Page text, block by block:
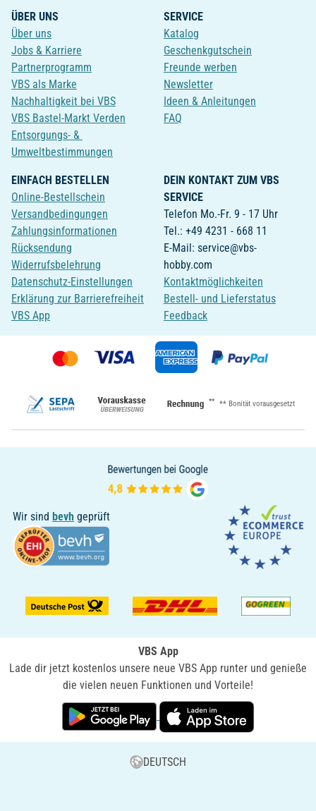
ÜBER UNS
Über uns
Jobs & Karriere
Partnerprogramm
VBS als Marke
Nachhaltigkeit bei VBS
VBS Bastel-Markt Verden
Entsorgungs- &
Umweltbestimmungen
SERVICE
Katalog
Geschenkgutschein
Freunde werben
Newsletter
Ideen & Anleitungen
FAQ
EINFACH BESTELLEN
Online-Bestellschein
Versandbedingungen
Zahlungsinformationen
Rücksendung
Widerrufsbelehrung
Datenschutz-Einstellungen
Erklärung zur Barrierefreiheit
VBS App
DEIN KONTAKT ZUM VBS
SERVICE
Telefon Mo.-Fr. 9 - 17 Uhr
Tel.: +49 4231 - 668 11
E-Mail: service@vbs-
hobby.com
Kontaktmöglichkeiten
Bestell- und Lieferstatus
Feedback
** ** Bonität vorausgesetzt
Wir sind bevh geprüft
VBS App
Lade dir jetzt kostenlos unsere neue VBS App runter und genieße
die vielen neuen Funktionen und Vorteile!
DEUTSCH